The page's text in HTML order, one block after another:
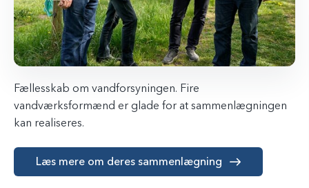
Fællesskab om vandforsyningen. Fire
vandværksformænd er glade for at sammenlægningen
kan realiseres.
Læs mere om deres sammenlægning